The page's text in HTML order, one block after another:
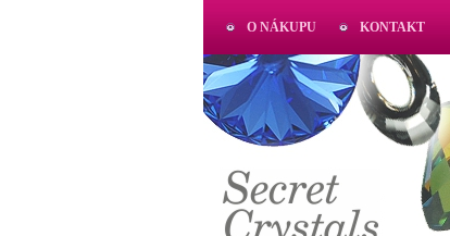
O NÁKUPU KONTAKT
AKTUAL
www.aktual-koralky.cz